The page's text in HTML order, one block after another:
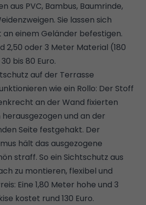
aus PVC, Bambus, Baumrinde,
Sie lassen sich
einem Geländer befestigen.
2,50 oder 3 Meter Material (180
bis 80 Euro.
auf der Terrasse
wie ein Rollo: Der Stoff
an der Wand fixierten
und an der
Seite festgehakt. Der
hält das ausgezogene
straff. So ein Sichtschutz aus
zu montieren, flexibel und
Eine 1,80 Meter hohe und 3
kostet rund 130 Euro.